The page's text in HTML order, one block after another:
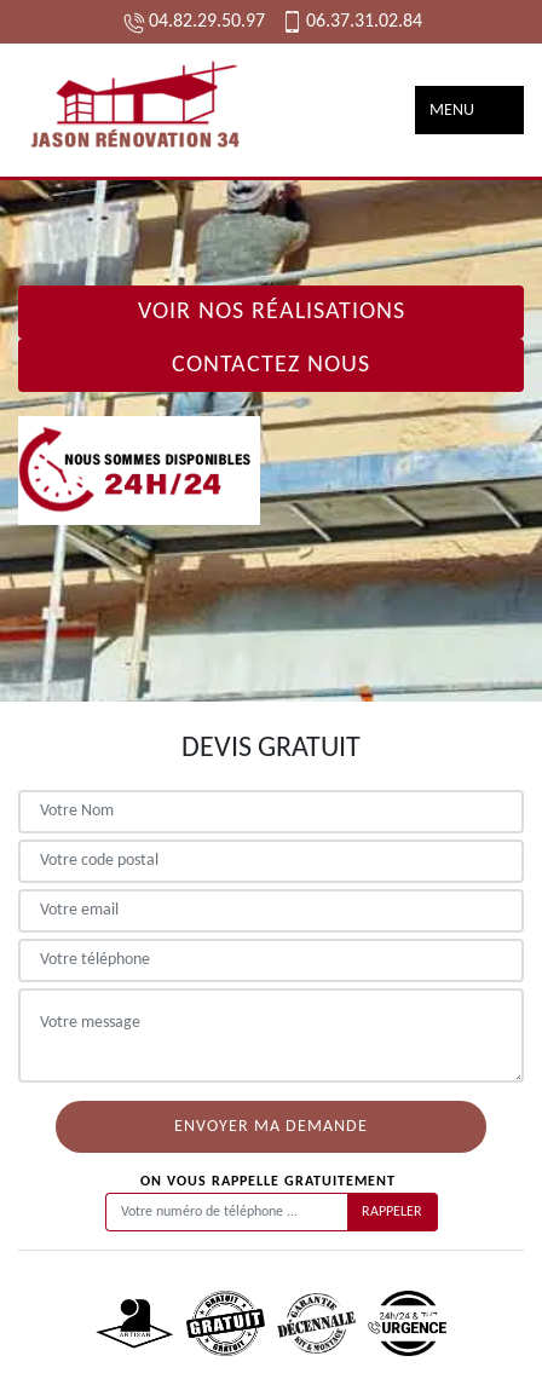
04.82.29.50.97 06.37.31.02.84
MENU
VOIR NOS RÉALISATIONS
CONTACTEZ NOUS
DEVIS GRATUIT
ON VOUS RAPPELLE GRATUITEMENT